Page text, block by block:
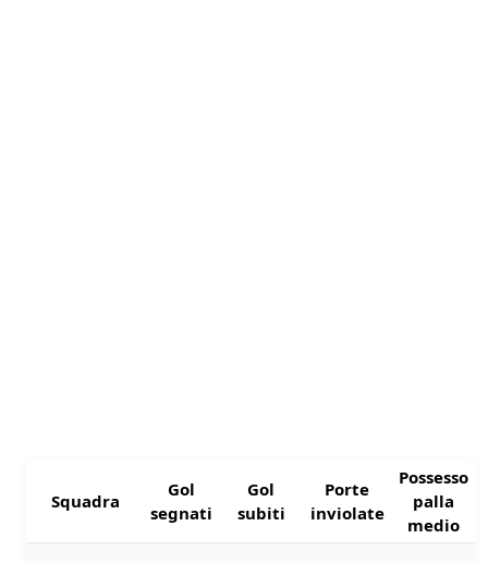
Squadra
Gol
segnati
Gol
subiti
Porte
inviolate
Possesso
palla
medio